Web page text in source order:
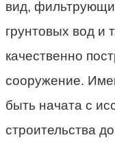
вид,
грунтовых вод и
качественно
сооружение.
быть начата с
строительства